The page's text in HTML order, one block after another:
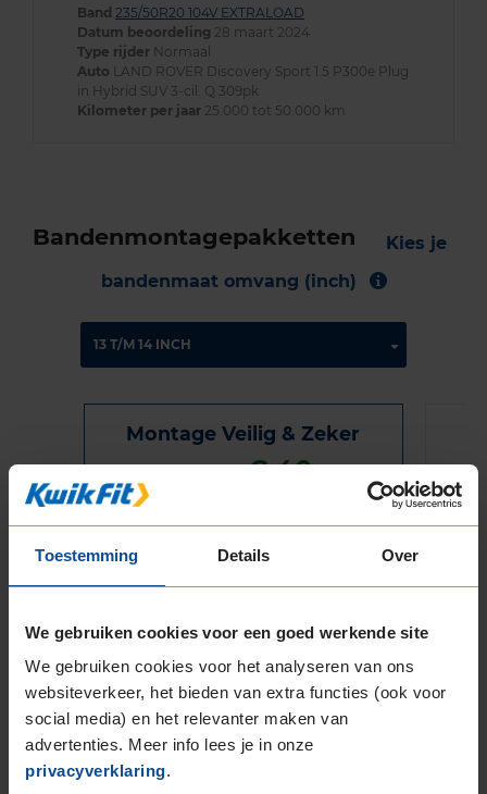
Toestemming Details Over
We gebruiken cookies voor een goed werkende site
We gebruiken cookies voor het analyseren van ons
websiteverkeer, het bieden van extra functies (ook voor
social media) en het relevanter maken van
advertenties. Meer info lees je in onze
privacyverklaring.
Band 235/50R20 104V EXTRALOAD
Datum beoordeling 28 maart 2024
Type rijder Normaal
Auto
LAND ROVER Discovery Sport 1.5 P300e Plug
in Hybrid SUV 3-cil. Q 309pk
Kilometer per jaar 25.000 tot 50.000 km
Bandenmontagepakketten
Kies je
bandenmaat omvang (inch)
Montage Veilig & Zeker
€ 40,-
Balanceren
Stikstof
Bandengarantieplan
Item